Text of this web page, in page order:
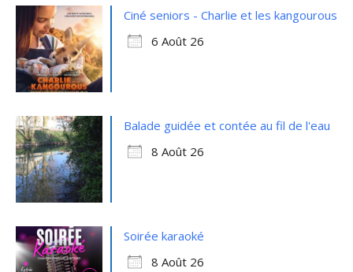
Ciné seniors - Charlie et les kangourous
6 Août 26
Balade guidée et contée au fil de l'eau
8 Août 26
Soirée karaoké
8 Août 26